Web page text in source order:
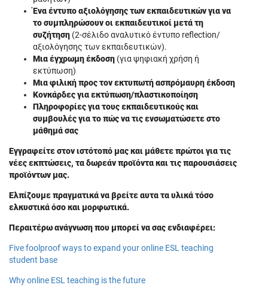
Ένα έντυπο αξιολόγησης των εκπαιδευτικών για να
το συμπληρώσουν οι εκπαιδευτικοί μετά τη
συζήτηση (2-σέλιδο αναλυτικό έντυπο reflection/
αξιολόγησης των εκπαιδευτικών).
Μια έγχρωμη έκδοση (για ψηφιακή χρήση ή
εκτύπωση)
Μια φιλική προς τον εκτυπωτή ασπρόμαυρη έκδοση
Κονκάρδες για εκτύπωση/πλαστικοποίηση
Πληροφορίες για τους εκπαιδευτικούς και
συμβουλές για το πώς να τις ενσωματώσετε στο
μάθημά σας
Εγγραφείτε στον ιστότοπό μας και μάθετε πρώτοι για τις
νέες εκπτώσεις, τα δωρεάν προϊόντα και τις παρουσιάσεις
προϊόντων μας.
Ελπίζουμε πραγματικά να βρείτε αυτα τα υλικά τόσο
ελκυστικά όσο και μορφωτικά.
Περαιτέρω ανάγνωση που μπορεί να σας ενδιαφέρει:
Five foolproof ways to expand your online ESL teaching
student base
Why online ESL teaching is the future